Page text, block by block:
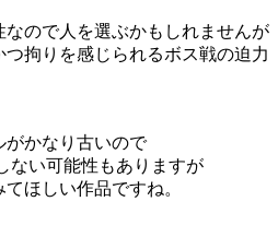
ので人を選ぶかもしれませんが
拘りを感じられるボス戦の迫力
がかなり古いので
ない可能性もありますが
ほしい作品ですね。